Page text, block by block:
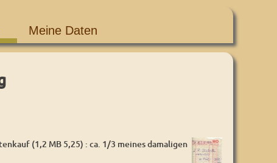
Meine Daten
(1,2 MB 5,25) : ca. 1/3 meines damaligen